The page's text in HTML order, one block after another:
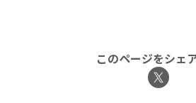
このページをシェ